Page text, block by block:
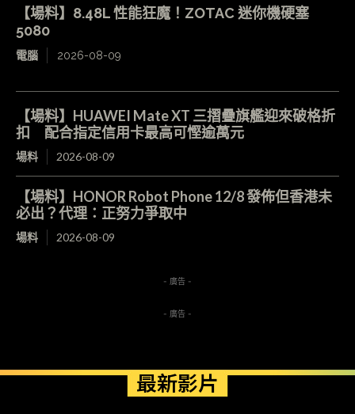
【場料】8.48L 性能狂魔！ZOTAC 迷你機硬塞
5080
電腦 2026-08-09
【場料】HUAWEI Mate XT 三摺疊旗艦迎來破格折
扣 配合指定信用卡最高可慳逾萬元
場料 2026-08-09
【場料】HONOR Robot Phone 12/8 發佈但香港未
必出？代理：正努力爭取中
場料 2026-08-09
- 廣告 -
- 廣告 -
最新影片